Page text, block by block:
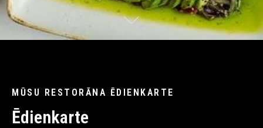
MŪSU RESTORĀNA ĒDIENKARTE
Ēdienkarte